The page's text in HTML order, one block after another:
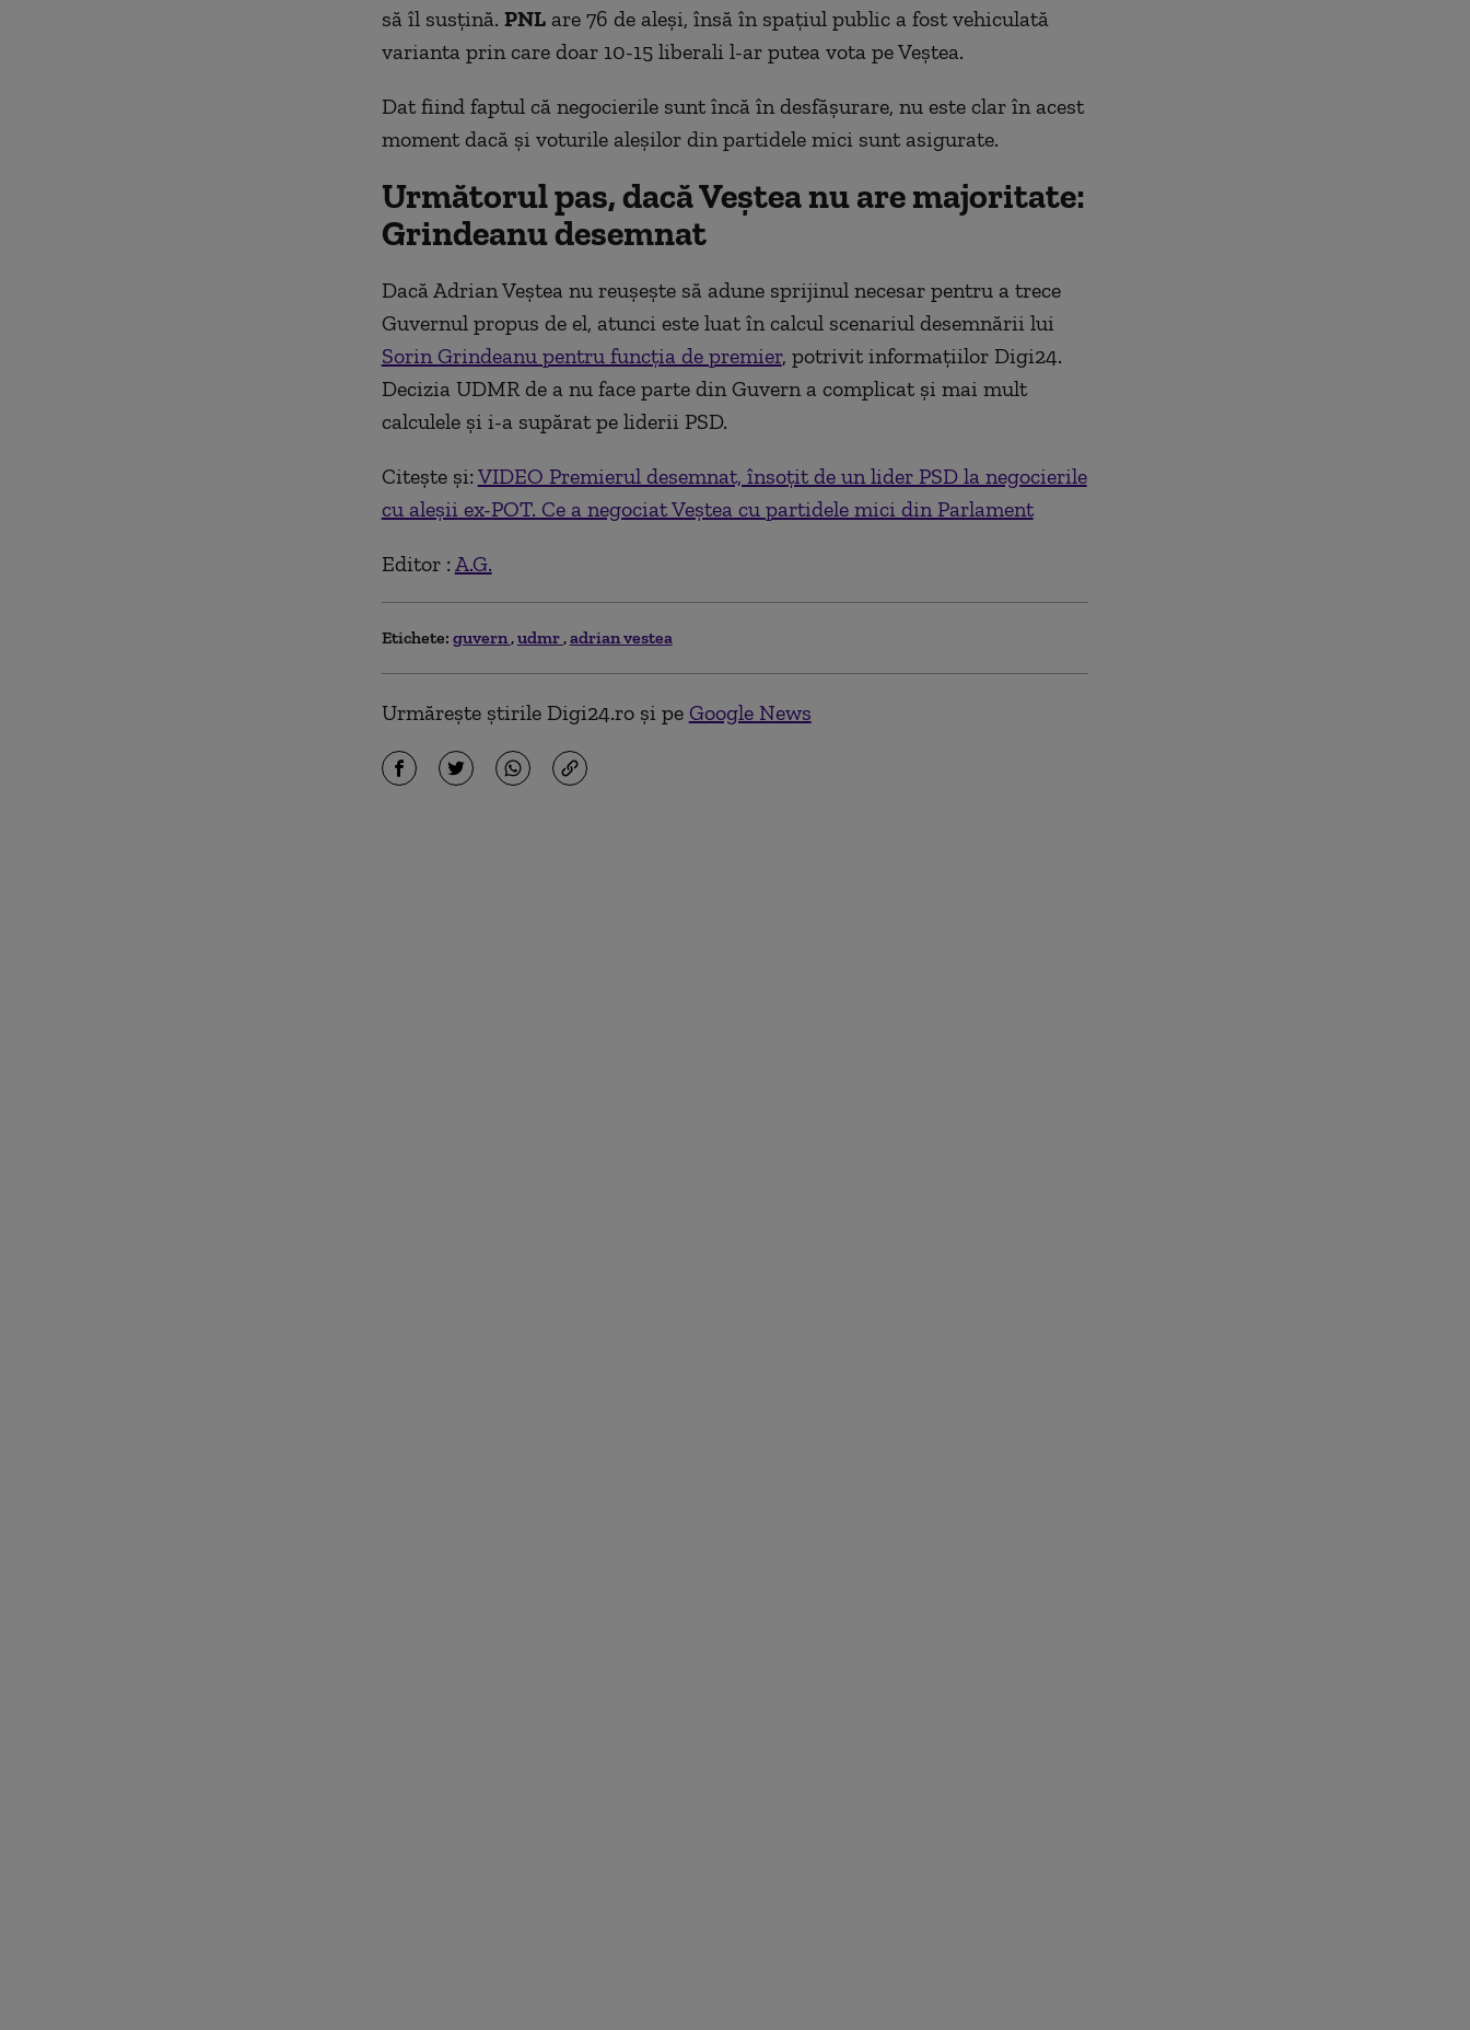
să îl susțină. PNLare 76 de aleși, însă în spațiul public a fost vehiculată
varianta prin care doar 10-15 liberali l-ar putea vota pe Veștea.
Dat fiind faptul că negocierile sunt încă în desfășurare, nu este clar în acest
moment dacă și voturile aleșilor din partidele mici sunt asigurate.
Următorul pas, dacă Veștea nu are majoritate:
Grindeanu desemnat
Dacă Adrian Veștea nu reușește să adune sprijinul necesar pentru a trece
Guvernul propus de el, atunci este luat în calcul scenariul desemnării lui
Sorin Grindeanu pentru funcția de premier, potrivit informațiilor Digi24.
Decizia UDMR de a nu face parte din Guvern a complicat și mai mult
calculele și i-a supărat pe liderii PSD.
Citește și: VIDEO Premierul desemnat, însoțit de un lider PSD la negocierile
cu aleșii ex-POT. Ce a negociat Veștea cu partidele mici din Parlament
Editor : A.G.
Etichete: guvern udmr adrian vestea
Urmărește știrile Digi24.ro și pe Google News